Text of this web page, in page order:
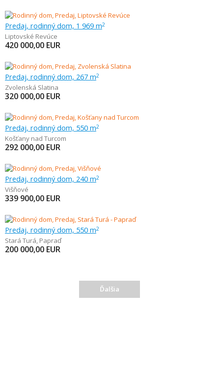
Predaj, rodinný dom, 1 969 m2
Liptovské Revúce
420 000,00 EUR
Predaj, rodinný dom, 267 m2
Zvolenská Slatina
320 000,00 EUR
Predaj, rodinný dom, 550 m2
Košťany nad Turcom
292 000,00 EUR
Predaj, rodinný dom, 240 m2
Višňové
339 900,00 EUR
Predaj, rodinný dom, 550 m2
Stará Turá, Papraď
200 000,00 EUR
Ďalšia